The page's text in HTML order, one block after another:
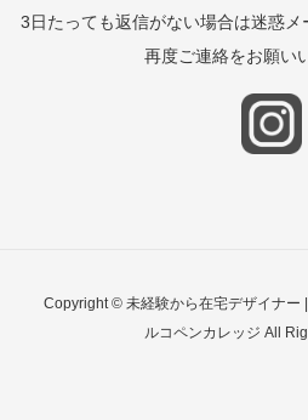
3日たっても返信がない場合は迷惑
再度ご連絡をお願い
Copyright © 未経験から在宅デザイナー
ルコペンカレッジ All